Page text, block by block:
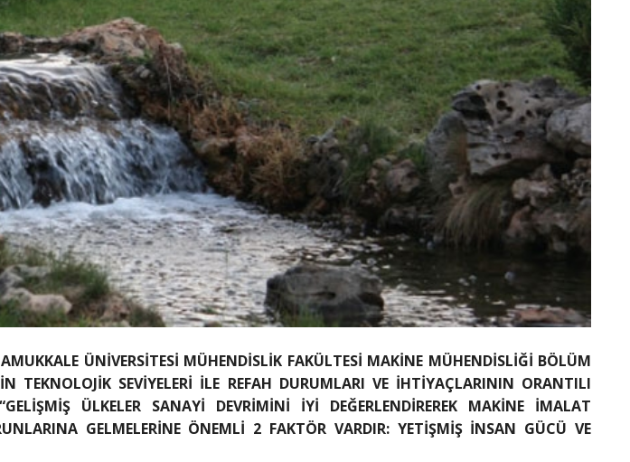
ÜNİVERSİTESİ MÜHENDİSLİK FAKÜLTESİ MAKİNE MÜHENDİSLİĞİ BÖLÜM
TEKNOLOJİK SEVİYELERİ İLE REFAH DURUMLARI VE İHTİYAÇLARININ ORANTILI
ÜLKELER SANAYİ DEVRİMİNİ İYİ DEĞERLENDİREREK MAKİNE İMALAT
GELMELERİNE ÖNEMLİ 2 FAKTÖR VARDIR: YETİŞMİŞ İNSAN GÜCÜ VE